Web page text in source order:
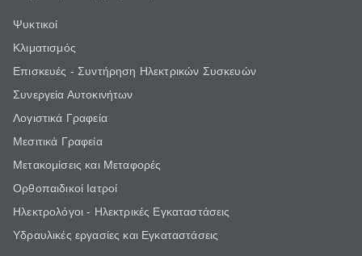
Ψυκτικοί
Κλιματισμός
Επισκευές - Συντήρηση Ηλεκτρικών Συσκευών
Συνεργεία Αυτοκινήτων
Λογιστικά Γραφεία
Μεσιτικά Γραφεία
Μετακομίσεις και Μεταφορές
Ορθοπαιδικοί Ιατροί
Ηλεκτρολόγοι - Ηλεκτρικές Εγκαταστάσεις
Υδραυλικές εργασίες και Εγκαταστάσεις